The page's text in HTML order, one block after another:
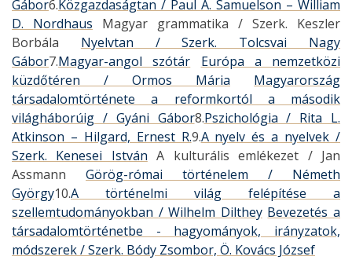
Gábor6.Közgazdaságtan / Paul A. Samuelson – William
D. Nordhaus Magyar grammatika / Szerk. Keszler
Borbála Nyelvtan / Szerk. Tolcsvai Nagy
Gábor7.Magyar-angol szótár
Európa a nemzetközi
küzdőtéren / Ormos Mária
Magyarország
társadalomtörténete a reformkortól a második
világháborúig / Gyáni Gábor8.Pszichológia / Rita L.
Atkinson – Hilgard, Ernest R.9.A nyelv és a nyelvek /
Szerk. Kenesei István A kulturális emlékezet / Jan
Assmann Görög-római történelem / Németh
György10.A történelmi világ felépítése a
szellemtudományokban / Wilhelm Dilthey Bevezetés a
társadalomtörténetbe - hagyományok, irányzatok,
módszerek / Szerk. Bódy Zsombor, Ö. Kovács József